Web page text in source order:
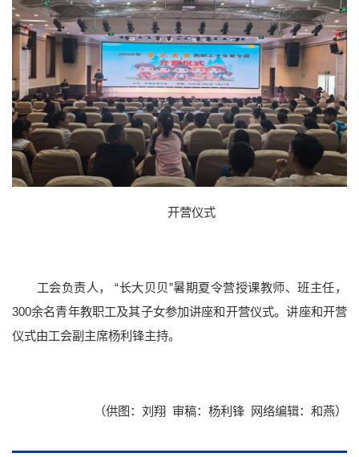
档案资料 网络服务 后勤保障 医疗服务
仪器共享
附属学校
开营仪式
工会负责人， “长大贝贝”暑期夏令营授课教师、班主任，
300余名青年教职工及其子女参加讲座和开营仪式。讲座和开营
仪式由工会副主席杨利锋主持。
（供图：刘翔 审稿：杨利锋 网络编辑：和燕）